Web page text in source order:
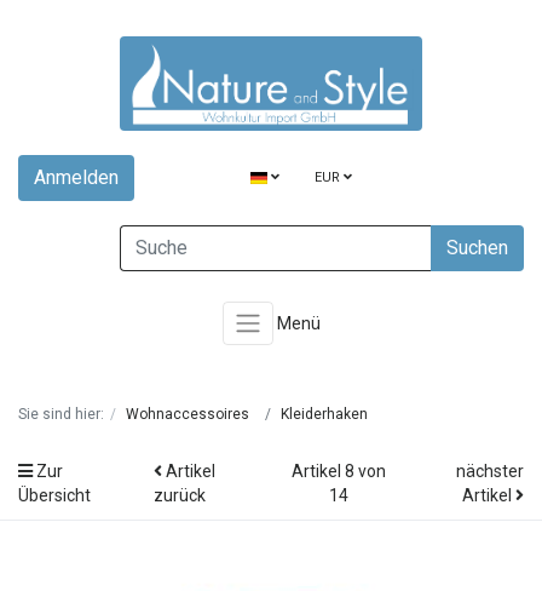
Anmelden EUR
Suchen
Menü
Sie sind hier: Wohnaccessoires Kleiderhaken
Zur
Übersicht
Artikel
zurück
Artikel 8 von
14
nächster
Artikel